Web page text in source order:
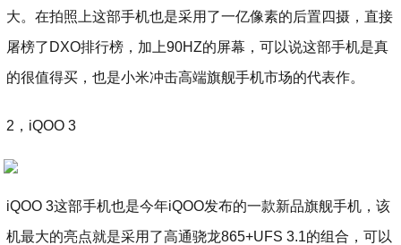
大。在拍照上这部手机也是采用了一亿像素的后置四摄，直接
屠榜了DXO排行榜，加上90HZ的屏幕，可以说这部手机是真
的很值得买，也是小米冲击高端旗舰手机市场的代表作。
2，iQOO 3
iQOO 3这部手机也是今年iQOO发布的一款新品旗舰手机，该
机最大的亮点就是采用了高通骁龙865+UFS 3.1的组合，可以